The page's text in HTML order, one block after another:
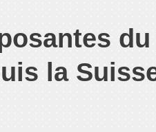
du
la